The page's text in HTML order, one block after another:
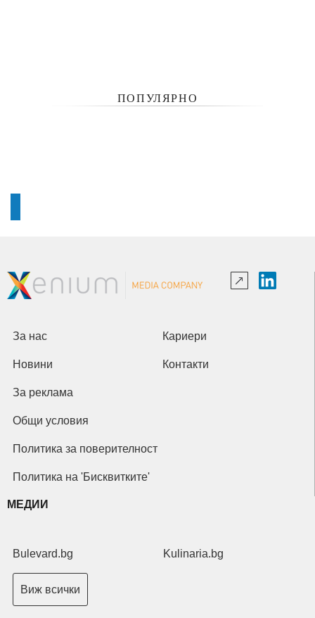
ПОПУЛЯРНО
За нас Кариери
Новини Контакти
За реклама
Общи условия
Политика за поверителност
Политика на 'Бисквитките'
МЕДИИ
Bulevard.bg Kulinaria.bg
Виж всички